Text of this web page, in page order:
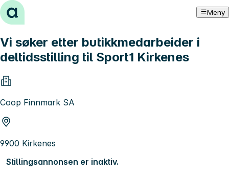
Hopp til innhold Meny
Vi søker etter butikkmedarbeider i
deltidsstilling til Sport1 Kirkenes
Coop Finnmark SA
9900 Kirkenes
Stillingsannonsen er inaktiv.